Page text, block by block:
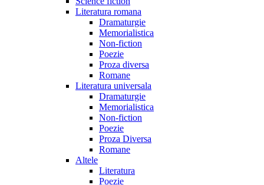
Literatura romana
Dramaturgie
Memorialistica
Non-fiction
Poezie
Proza diversa
Romane
Literatura universala
Dramaturgie
Memorialistica
Non-fiction
Poezie
Proza Diversa
Romane
Altele
Literatura
Poezie